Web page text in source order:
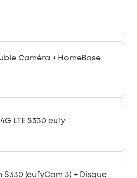
Caméra + HomeBase
LTE S330 eufy
S330 (eufyCam 3) + Disque